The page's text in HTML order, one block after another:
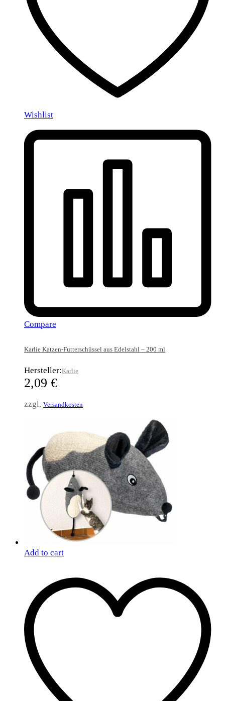
Wishlist
Compare
Karlie Katzen-Futterschüssel aus Edelstahl – 200 ml
Hersteller:Karlie
2,09 €
zzgl. Versandkosten
Add to cart